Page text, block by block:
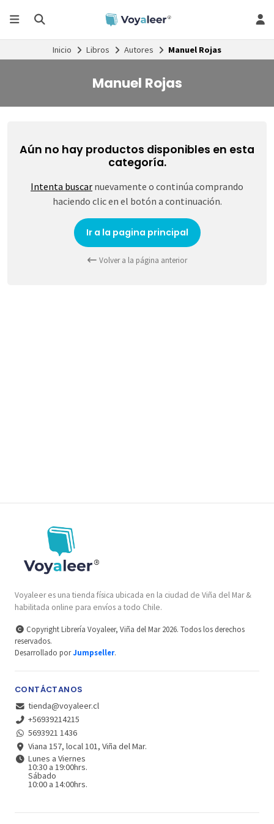
Inicio Libros Autores Manuel Rojas
Manuel Rojas
Aún no hay productos disponibles en esta
categoría.
Intenta buscar nuevamente o continúa comprando
haciendo clic en el botón a continuación.
Ir a la pagina principal
Volver a la página anterior
Voyaleer es una tienda física ubicada en la ciudad de Viña del Mar &
habilitada online para envíos a todo Chile.
Copyright Librería Voyaleer, Viña del Mar 2026. Todos los derechos
reservados.
Desarrollado porJumpseller.
CONTÁCTANOS
tienda@voyaleer.cl
+56939214215
5693921 1436
Viana 157, local 101, Viña del Mar.
Lunes a Viernes
10:30 a 19:00hrs.
Sábado
10:00 a 14:00hrs.